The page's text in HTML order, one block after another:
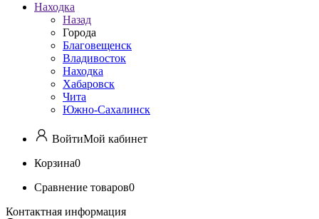
Находка
Назад
Города
Благовещенск
Владивосток
Находка
Хабаровск
Чита
Южно-Сахалинск
ВойтиМой кабинет
Корзина0
Сравнение товаров0
Контактная информация